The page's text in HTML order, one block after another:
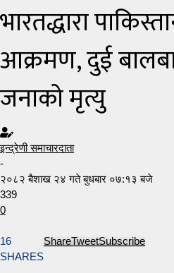
भारतद्धारा
आक्रमण, दुई
जनाको मृत्यु
इन्द्रेणी समाचारदाता
-
२०८२ बैशाख २४ गते बुधबार ०७:१३ बजे
339
0
16
SHARES
ShareTweetSubscribe